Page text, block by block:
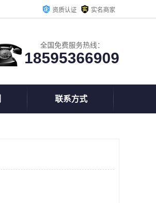
资质认证 实名商家
全国免费服务热线：
18595366909
联系方式